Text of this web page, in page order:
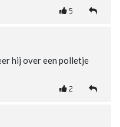
5
hij over een polletje
2